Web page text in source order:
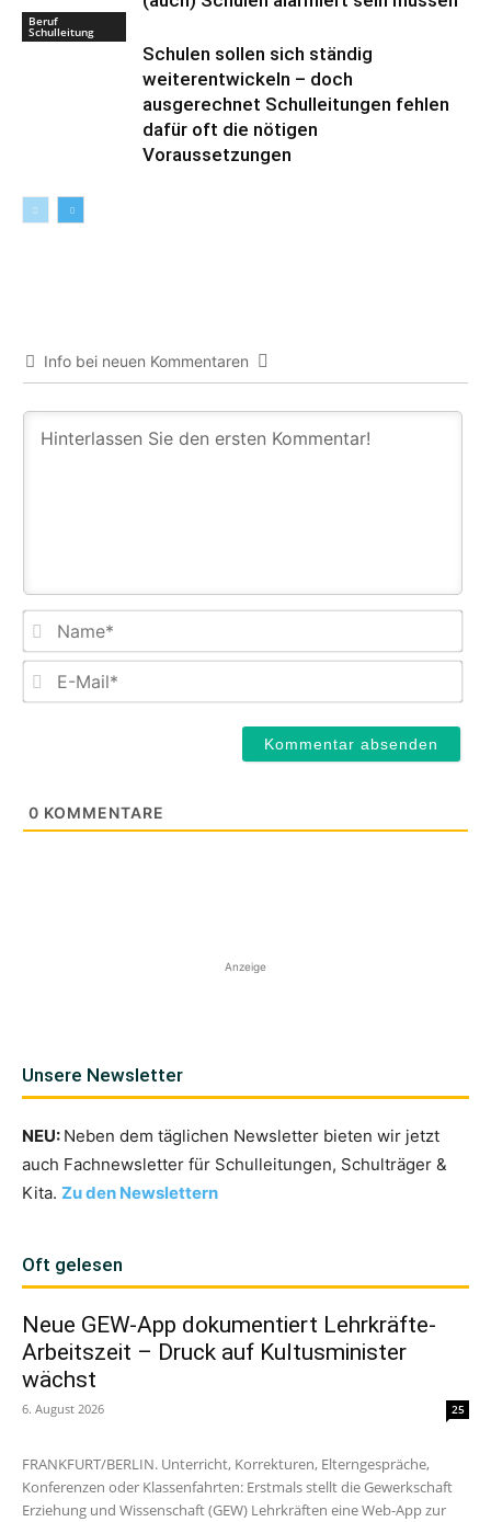
Beruf
Schulleitung
Schulen sollen sich ständig
weiterentwickeln – doch
ausgerechnet Schulleitungen fehlen
dafür oft die nötigen
Voraussetzungen
Info bei neuen Kommentaren
E-
0 KOMMENTARE
Anzeige
Unsere Newsletter
NEU: Neben dem täglichen Newsletter bieten wir jetzt
auch Fachnewsletter für Schulleitungen, Schulträger &
Kita. Zu den Newslettern
Oft gelesen
Neue GEW-App dokumentiert Lehrkräfte-
Arbeitszeit – Druck auf Kultusminister
wächst
6. August 2026 25
FRANKFURT/BERLIN. Unterricht, Korrekturen, Elterngespräche,
Konferenzen oder Klassenfahrten: Erstmals stellt die Gewerkschaft
Erziehung und Wissenschaft (GEW) Lehrkräften eine Web-App zur